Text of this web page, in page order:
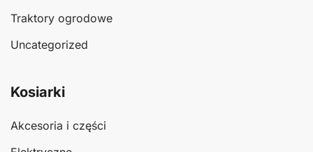
Traktory ogrodowe
Uncategorized
Kosiarki
Akcesoria i części